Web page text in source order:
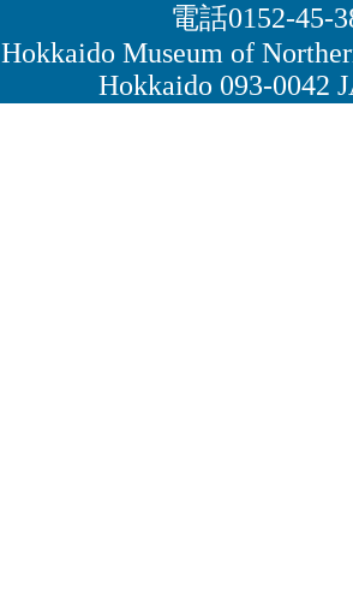
電話0152-45-
Hokkaido Museum of
Hokkaido 093-0042